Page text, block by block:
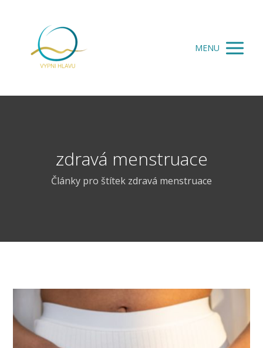
MENU
zdravá menstruace
Články pro štítek zdravá menstruace